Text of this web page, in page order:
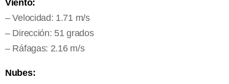
Viento:
– Velocidad: 1.71 m/s
– Dirección: 51 grados
– Ráfagas: 2.16 m/s
Nubes: